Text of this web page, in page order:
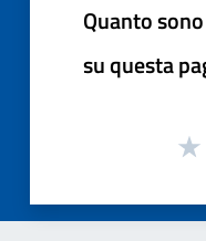
Quanto
su questa